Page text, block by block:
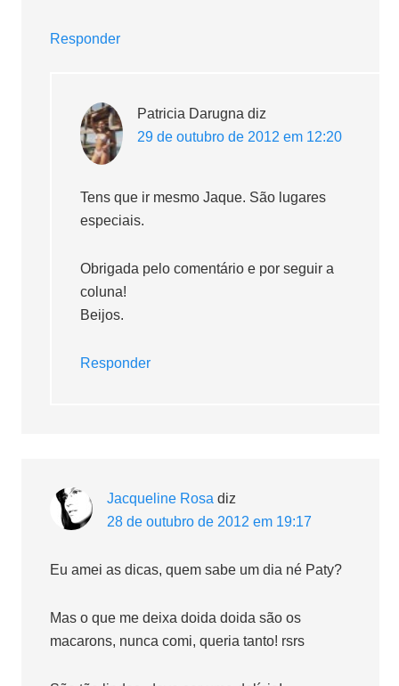
Responder
Patricia Darugna diz
29 de outubro de 2012 em 12:20
Tens que ir mesmo Jaque. São lugares
especiais.
Obrigada pelo comentário e por seguir a
coluna!
Beijos.
Responder
Jacqueline Rosa diz
28 de outubro de 2012 em 19:17
Eu amei as dicas, quem sabe um dia né Paty?
Mas o que me deixa doida doida são os
macarons, nunca comi, queria tanto! rsrs